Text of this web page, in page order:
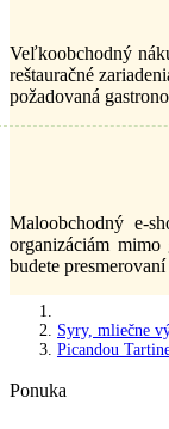
Veľkoobchodný
reštauračné
požadovaná
Maloobchodný e-
organizáciám
budete
Syry, mliečne
Picandou
Ponuka